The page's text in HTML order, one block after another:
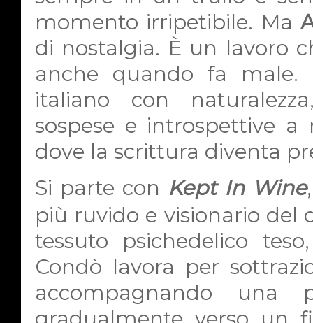
momento irripetibile. Ma
di nostalgia. È un lavoro
anche quando fa male.
italiano con
sospese e introspettive
dove la scrittura diventa
Si parte con Kept In Wine
più ruvido e visionario del
tessuto psichedelico
Condò lavora per
accompagnando una